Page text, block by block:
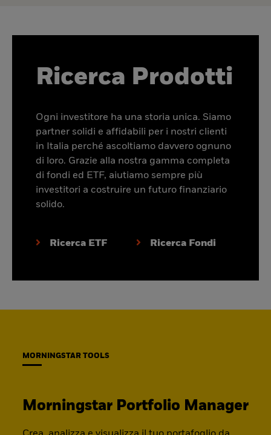
Ricerca Prodotti
Ogni investitore ha una storia unica. Siamo
partner solidi e affidabili per i nostri clienti
in Italia perché ascoltiamo davvero ognuno
di loro. Grazie alla nostra gamma completa
di fondi ed ETF, aiutiamo sempre più
investitori a costruire un futuro finanziario
solido.
Ricerca ETF Ricerca Fondi
MORNINGSTAR TOOLS
Morningstar Portfolio Manager